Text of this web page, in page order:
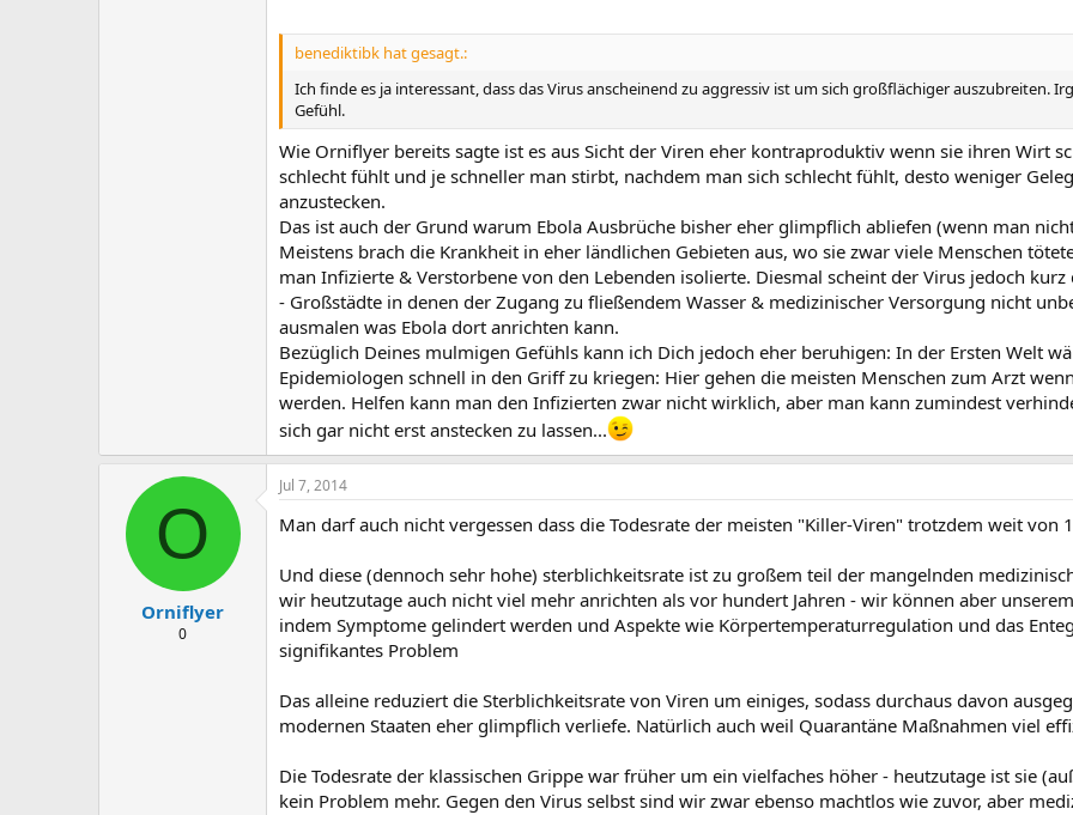
benediktibk hat gesagt.:
Ich finde es ja interessant, dass das Virus anscheinend zu aggressiv ist um sich großflächiger auszubreiten.
Gefühl.
Wie Orniflyer bereits sagte ist es aus Sicht der Viren eher kontraproduktiv wenn sie ihren Wirt
schlecht fühlt und je schneller man stirbt, nachdem man sich schlecht fühlt, desto weniger
anzustecken.
Das ist auch der Grund warum Ebola Ausbrüche bisher eher glimpflich abliefen (wenn man
Meistens brach die Krankheit in eher ländlichen Gebieten aus, wo sie zwar viele Menschen
man Infizierte & Verstorbene von den Lebenden isolierte. Diesmal scheint der Virus jedoch
- Großstädte in denen der Zugang zu fließendem Wasser & medizinischer Versorgung nicht
ausmalen was Ebola dort anrichten kann.
Bezüglich Deines mulmigen Gefühls kann ich Dich jedoch eher beruhigen: In der Ersten Welt
Epidemiologen schnell in den Griff zu kriegen: Hier gehen die meisten Menschen zum Arzt
werden. Helfen kann man den Infizierten zwar nicht wirklich, aber man kann zumindest
sich gar nicht erst anstecken zu lassen...
O
Orniflyer
0
Jul 7, 2014
Man darf auch nicht vergessen dass die Todesrate der meisten "Killer-Viren" trotzdem weit von
Und diese (dennoch sehr hohe) sterblichkeitsrate ist zu großem teil der mangelnden
wir heutzutage auch nicht viel mehr anrichten als vor hundert Jahren - wir können aber
indem Symptome gelindert werden und Aspekte wie Körpertemperaturregulation und das
signifikantes Problem
Das alleine reduziert die Sterblichkeitsrate von Viren um einiges, sodass durchaus davon
modernen Staaten eher glimpflich verliefe. Natürlich auch weil Quarantäne Maßnahmen viel
Die Todesrate der klassischen Grippe war früher um ein vielfaches höher - heutzutage ist sie
kein Problem mehr. Gegen den Virus selbst sind wir zwar ebenso machtlos wie zuvor, aber